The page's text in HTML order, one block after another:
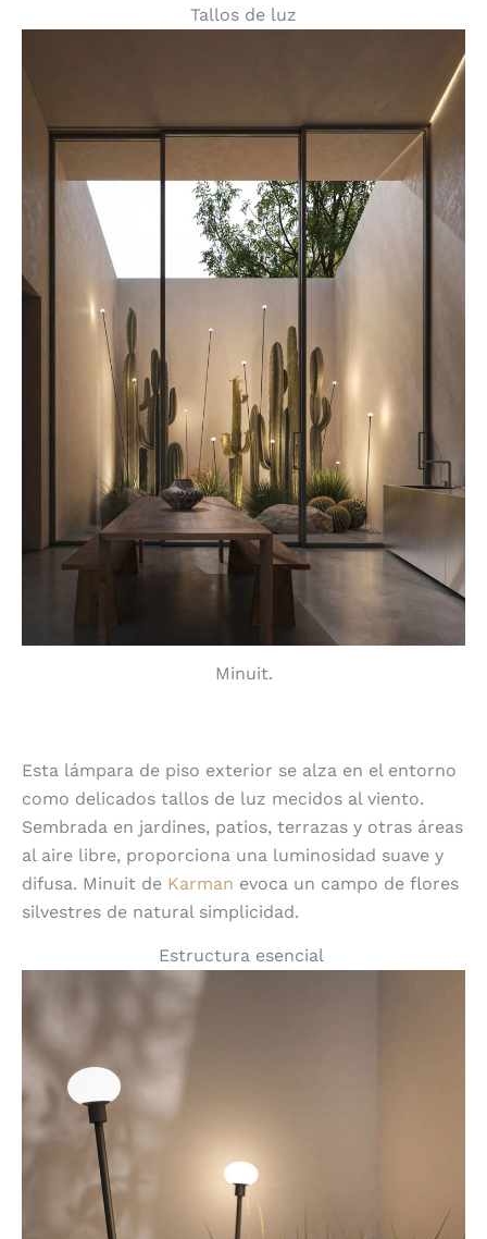
Tallos de luz
Minuit.
Esta lámpara de piso exterior se alza en el entorno
como delicados tallos de luz mecidos al viento.
Sembrada en jardines, patios, terrazas y otras áreas
al aire libre, proporciona una luminosidad suave y
difusa. Minuit de Karman evoca un campo de flores
silvestres de natural simplicidad.
Estructura esencial